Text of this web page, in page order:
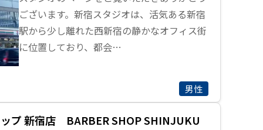
ございます。新宿スタジオは、活気ある新宿
駅から少し離れた西新宿の静かなオフィス街
に位置しており、都会…
男性
プ 新宿店 BARBER SHOP SHINJUKU